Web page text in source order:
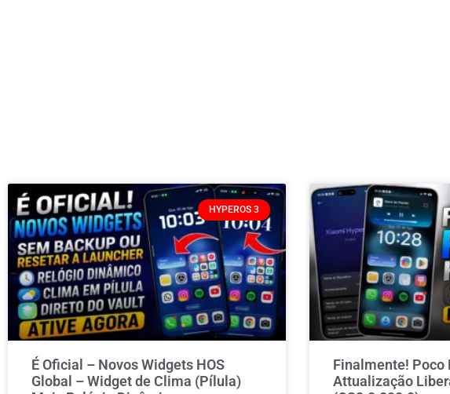
HYPEROS 3
É Oficial – Novos Widgets HOS
Global – Widget de Clima (Pílula)
Finalmente! Poco
Attualização